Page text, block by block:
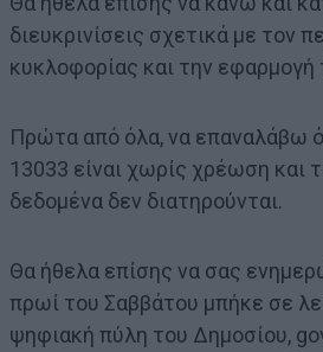
διευκρινίσεις σχετικά με τον
κυκλοφορίας και την εφαρμογή
Πρώτα από όλα, να επαναλάβω
13033 είναι χωρίς χρέωση και
δεδομένα δεν διατηρούνται.
Θα ήθελα επίσης να σας
πρωί του Σαββάτου μπήκε σε
ψηφιακή πύλη του Δημοσίου,